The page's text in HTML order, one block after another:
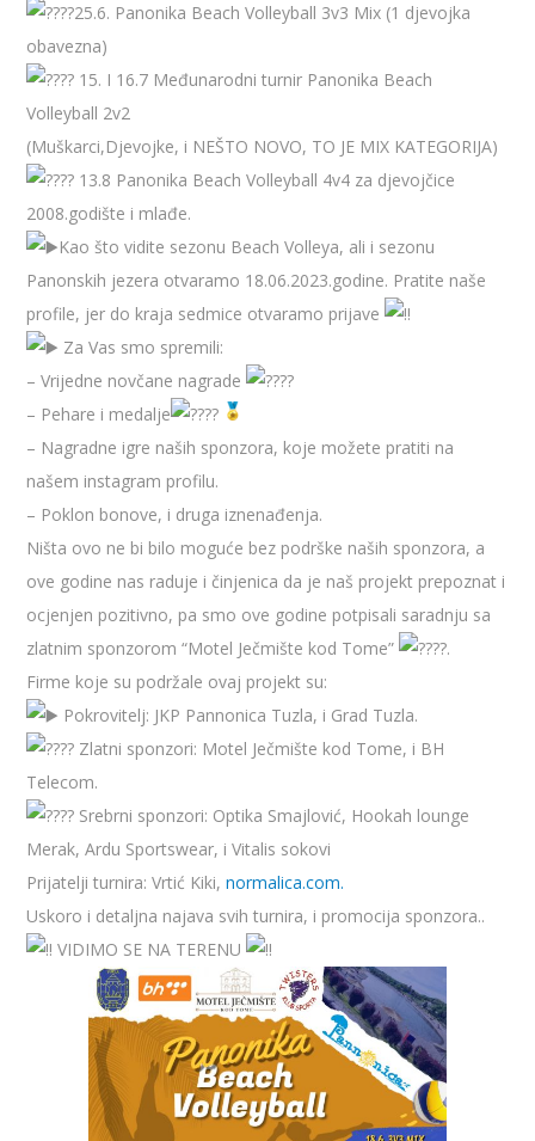
25.6. Panonika Beach Volleyball 3v3 Mix (1 djevojka
obavezna)
15. I 16.7 Međunarodni turnir Panonika Beach
Volleyball 2v2
(Muškarci,Djevojke, i NEŠTO NOVO, TO JE MIX KATEGORIJA)
13.8 Panonika Beach Volleyball 4v4 za djevojčice
2008.godište i mlađe.
Kao što vidite sezonu Beach Volleya, ali i sezonu
Panonskih jezera otvaramo 18.06.2023.godine. Pratite naše
profile, jer do kraja sedmice otvaramo prijave
Za Vas smo spremili:
– Vrijedne novčane nagrade
– Pehare i medalje
– Nagradne igre naših sponzora, koje možete pratiti na
našem instagram profilu.
– Poklon bonove, i druga iznenađenja.
Ništa ovo ne bi bilo moguće bez podrške naših sponzora, a
ove godine nas raduje i činjenica da je naš projekt prepoznat i
ocjenjen pozitivno, pa smo ove godine potpisali saradnju sa
zlatnim sponzorom “Motel Ječmište kod Tome”
.
Firme koje su podržale ovaj projekt su:
Pokrovitelj: JKP Pannonica Tuzla, i Grad Tuzla.
Zlatni sponzori: Motel Ječmište kod Tome, i BH
Telecom.
Srebrni sponzori: Optika Smajlović, Hookah lounge
Merak, Ardu Sportswear, i Vitalis sokovi
Prijatelji turnira: Vrtić Kiki,normalica.com.
Uskoro i detaljna najava svih turnira, i promocija sponzora..
VIDIMO SE NA TERENU